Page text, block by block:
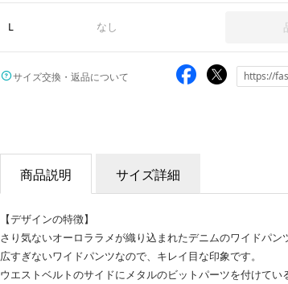
L なし
サイズ交換・返品について
商品説明 サイズ詳細
【デザインの特徴】
さり気ないオーロララメが織り込まれたデニムのワイドパン
広すぎないワイドパンツなので、キレイ目な印象です。
ウエストベルトのサイドにメタルのビットパーツを付けてい